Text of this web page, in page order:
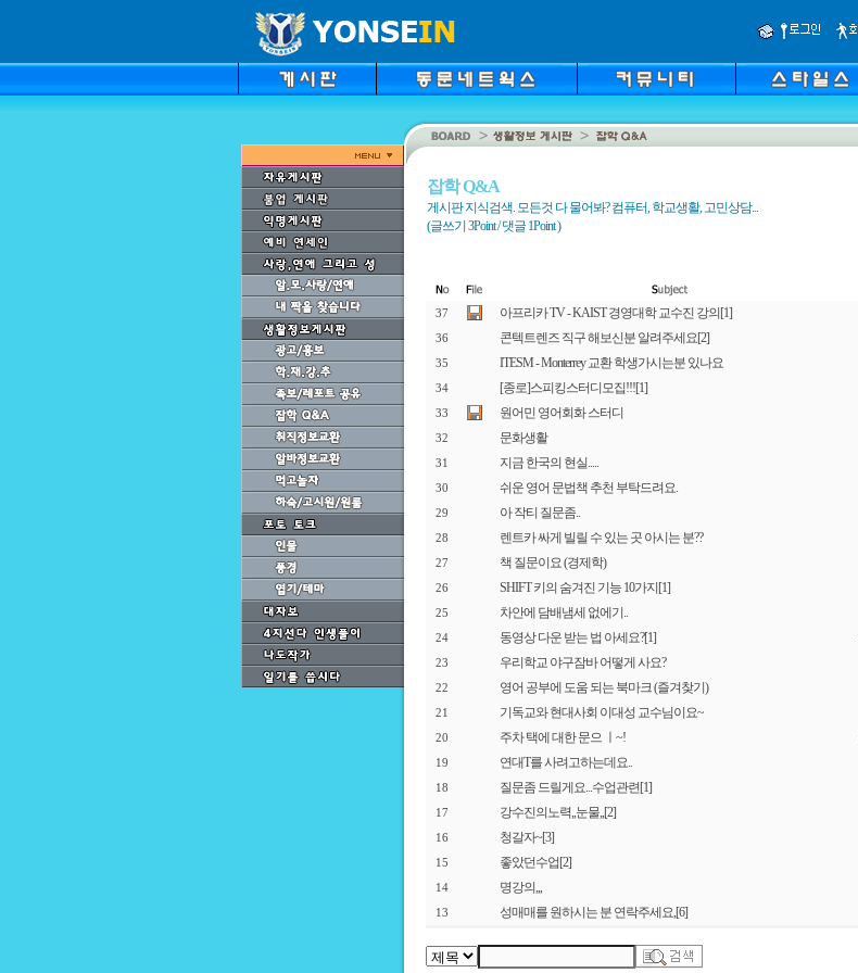
잡학 Q&A
게시판 지식검색. 모든것 다 물어봐? 컴퓨터, 학교생활, 고민상담...
(글쓰기 3Point / 댓글 1Point )
37 아프리카 TV - KAIST 경영대학 교수진 강의 [1]
36 콘텍트렌즈 직구 해보신분 알려주세요[2]
35 ITESM - Monterrey 교환 학생가시는분 있나요
34 [종로]스피킹스터디모집!!![1]
33 원어민 영어회화 스터디
32 문화생활
31 지금 한국의 현실.....
30 쉬운 영어 문법책 추천 부탁드려요.
29 아 작티 질문좀..
28 렌트카 싸게 빌릴 수 있는 곳 아시는 분??
27 책 질문이요 (경제학)
26 SHIFT 키의 숨겨진 기능 10가지 [1]
25 차안에 담배냄세 없에기..
24 동영상 다운 받는 법 아세요?[1]
23 우리학교 야구잠바 어떻게 사요?
22 영어 공부에 도움 되는 북마크 (즐겨찾기)
21 기독교와 현대사회 이대성 교수님이요~
20 주차 택에 대한 문으 ㅣ~!
19 연대T를 사려고하는데요..
18 질문좀 드릴게요...수업관련 [1]
17 강수진의노력,,눈물,,[2]
16 청갈자~[3]
15 좋았던수업 [2]
14 명강의,,,
13 성매매를 원하시는 분 연락주세요,[6]